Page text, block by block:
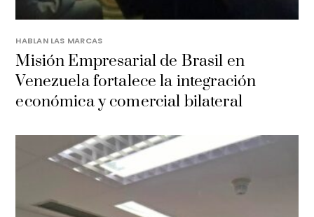
HABLAN LAS MARCAS
Misión Empresarial de Brasil en
Venezuela fortalece la integración
económica y comercial bilateral